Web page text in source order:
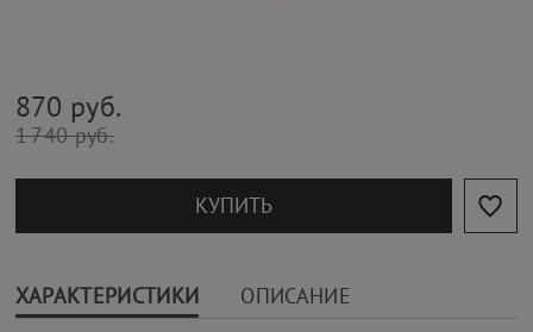
870 руб.
1 740 руб.
КУПИТЬ
ХАРАКТЕРИСТИКИ ОПИСАНИЕ